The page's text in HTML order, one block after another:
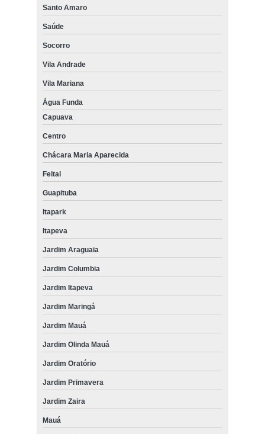
Santo Amaro
Saúde
Socorro
Vila Andrade
Vila Mariana
Água Funda
Capuava
Centro
Chácara Maria Aparecida
Feital
Guapituba
Itapark
Itapeva
Jardim Araguaia
Jardim Columbia
Jardim Itapeva
Jardim Maringá
Jardim Mauá
Jardim Olinda Mauá
Jardim Oratório
Jardim Primavera
Jardim Zaira
Mauá